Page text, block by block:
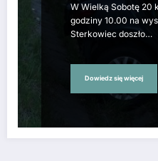
W Wielką Sobotę 20
godziny 10.00 na
Sterkowiec doszło…
Dowiedz się więcej